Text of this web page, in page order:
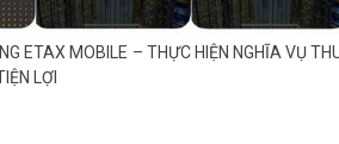
ETAX MOBILE – THỰC HIỆN NGHĨA VỤ
LỢI